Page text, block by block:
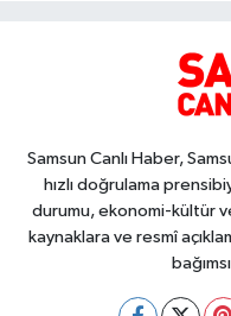
Samsun Canlı Haber,
hızlı doğrulama
durumu, ekonomi-kültür
kaynaklara ve resmî